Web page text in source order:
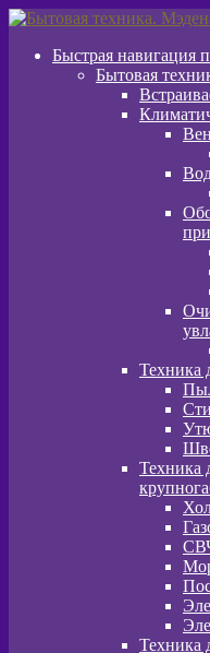
Перейти
навигации
Перейти
содержимому
Быстрая навигация
Бытовая
Техника
Техника
Техника